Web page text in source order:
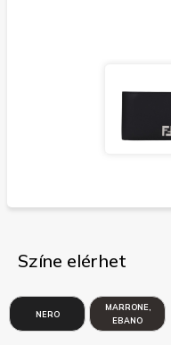
Színe elérhet
NERO
MARRONE,
EBANO